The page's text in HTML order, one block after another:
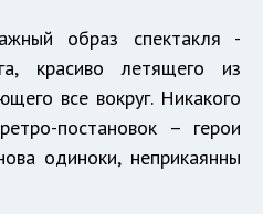
образ спектакля -
красиво летящего из
все вокруг. Никакого
постановок – герои
одиноки, неприкаянны